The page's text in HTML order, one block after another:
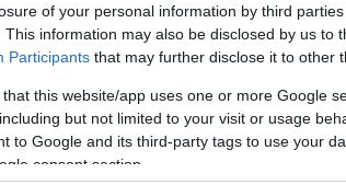
of your personal information by third
This information may also be disclosed by us to
Participants that may further disclose it to other
that this website/app uses one or more Google
but not limited to your visit or usage
to Google and its third-party tags to use your
consent section.
hogy ellenük mentem. Mindig is az
egyetlen dologról sem. Miért? Mert a
álltam szemben, akik rengeteg pénzzel
Az én oldalamon senki nem
amikor a focista a Real
volt velük, gyakorlatilag reggeltől estig.